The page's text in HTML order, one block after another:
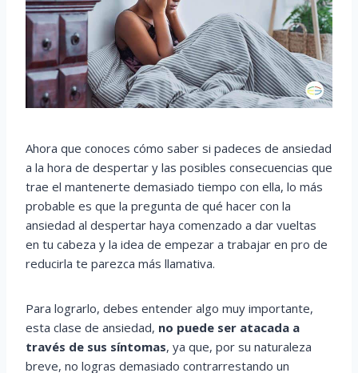
Ahora que conoces cómo saber si padeces de ansiedad
a la hora de despertar y las posibles consecuencias que
trae el mantenerte demasiado tiempo con ella, lo más
probable es que la pregunta de qué hacer con la
ansiedad al despertar haya comenzado a dar vueltas
en tu cabeza y la idea de empezar a trabajar en pro de
reducirla te parezca más llamativa.
Para lograrlo, debes entender algo muy importante,
esta clase de ansiedad, no puede ser atacada a
través de sus síntomas, ya que, por su naturaleza
breve, no logras demasiado contrarrestando un